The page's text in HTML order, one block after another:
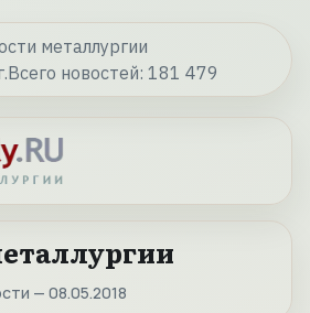
металлургии
Всего новостей: 181 479
— 08.05.2018